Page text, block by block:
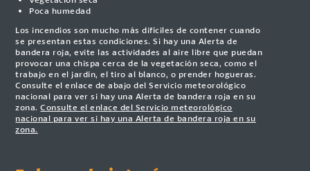
Poca humedad
Los incendios son mucho más difíciles de contener cuando
se presentan estas condiciones. Si hay una Alerta de
bandera roja, evite las actividades al aire libre que puedan
provocar una chispa cerca de la vegetación seca, como el
trabajo en el jardín, el tiro al blanco, o prender hogueras.
Consulte el enlace de abajo del Servicio meteorológico
nacional para ver si hay una Alerta de bandera roja en su
zona.Consulte el enlace del Servicio meteorológico
nacional para ver si hay una Alerta de bandera roja en su
zona.